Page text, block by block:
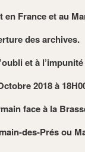
en France et au
des archives.
et à l’impunité
2018 à
face à la
des-Prés ou